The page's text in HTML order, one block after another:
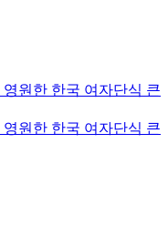
원한 한국 여자단식 큰
원한 한국 여자단식 큰